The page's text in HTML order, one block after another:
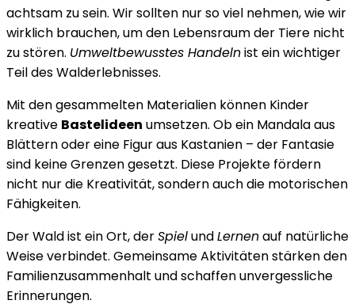
achtsam zu sein. Wir sollten nur so viel nehmen, wie wir
wirklich brauchen, um den Lebensraum der Tiere nicht
zu stören. Umweltbewusstes Handelnist ein wichtiger
Teil des Walderlebnisses.
Mit den gesammelten Materialien können Kinder
kreative Bastelideen umsetzen. Ob ein Mandala aus
Blättern oder eine Figur aus Kastanien – der Fantasie
sind keine Grenzen gesetzt. Diese Projekte fördern
nicht nur die Kreativität, sondern auch die motorischen
Fähigkeiten.
Der Wald ist ein Ort, derSpielundLernenauf natürliche
Weise verbindet. Gemeinsame Aktivitäten stärken den
Familienzusammenhalt und schaffen unvergessliche
Erinnerungen.